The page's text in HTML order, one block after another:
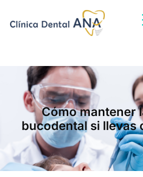
Cómo mantener
bucodental si llevas